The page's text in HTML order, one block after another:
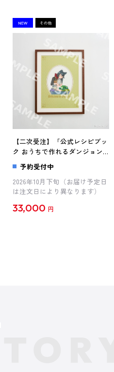
【二次受注】「公式レシピブッ
ク おうちで作れるダンジョン
飯」額縁付きイラスト（イヅツ
ミ）
予約受付中
2026年10月下旬（お届け予定日
は注文日により異なります）
33,000 円